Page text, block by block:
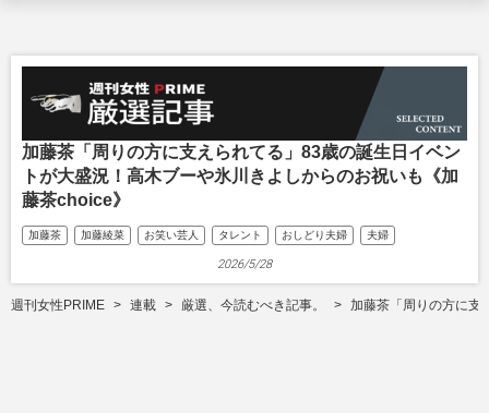
加藤茶「周りの方に支えられてる」83歳の誕生日イベン
トが大盛況！高木ブーや氷川きよしからのお祝いも《加
藤茶choice》
加藤茶 加藤綾菜 お笑い芸人 タレント おしどり夫婦 夫婦
2026/5/28
週刊女性PRIME 連載 厳選、今読むべき記事。 加藤茶「周りの方に支